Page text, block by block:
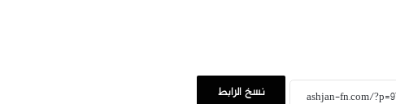
نسخ الرابط